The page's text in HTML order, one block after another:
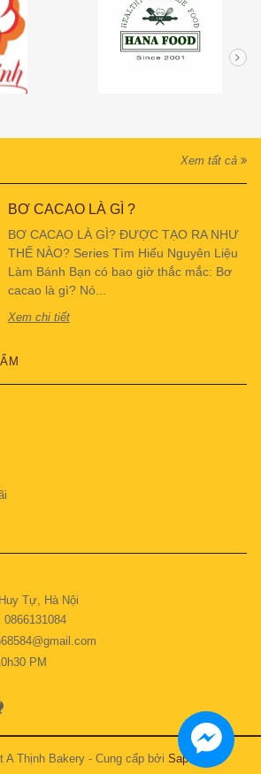
Xem tất cả
BƠ CACAO LÀ GÌ ?
BƠ CACAO LÀ GÌ? ĐƯỢC TẠO RA NHƯ
THẾ NÀO? Series Tìm Hiểu Nguyên Liệu
Làm Bánh Bạn có bao giờ thắc mắc: Bơ
cacao là gì? Nó...
Xem chi tiết
Tự, Hà Nội
0866131084
PM
A Thịnh Bakery - Cung cấp bởi Sapo